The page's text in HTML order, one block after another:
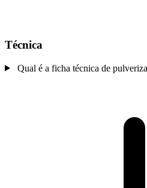
Técnica
Qual é a ficha técnica de